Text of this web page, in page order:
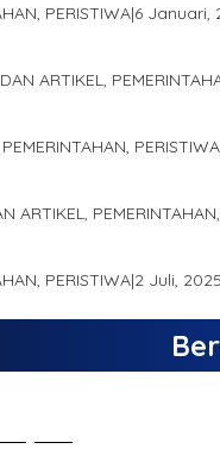
PERISTIWA|6 Januari,
ARTIKEL,
PERISTIWA
ARTIKEL,
PERISTIWA|2 Juli, 2025